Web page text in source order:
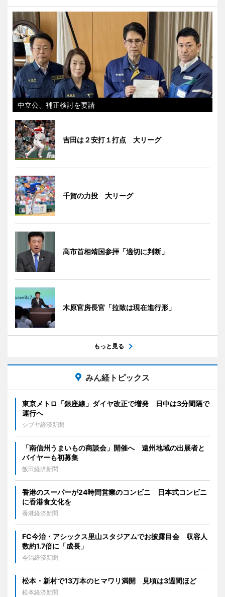
中立公、補正検討を要請
吉田は２安打１打点 大リーグ
千賀の力投 大リーグ
高市首相靖国参拝「適切に判断」
木原官房長官「拉致は現在進行形」
もっと見る
みん経トピックス
東京メトロ「銀座線」ダイヤ改正で増発 日中は3分間隔で
運行へ
シブヤ経済新聞
「南信州うまいもの商談会」開催へ 遠州地域の出展者と
バイヤーも初募集
飯田経済新聞
香港のスーパーが24時間営業のコンビニ 日本式コンビニ
に香港食文化を
香港経済新聞
FC今治・アシックス里山スタジアムでお披露目会 収容人
数約1.7倍に「成長」
今治経済新聞
松本・新村で13万本のヒマワリ満開 見頃は3週間ほど
松本経済新聞